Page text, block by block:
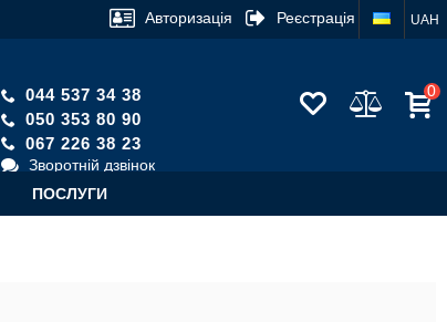
UAH
Авторизація Реєстрація
044 537 34 38
050 353 80 90
067 226 38 23
Зворотній дзвінок
0
ПОСЛУГИ